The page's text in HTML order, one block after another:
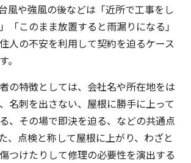
風や強風の後などは「近所で工事をし
「このまま放置すると雨漏りになる」
人の不安を利用して契約を迫るケース
。
の特徴としては、会社名や所在地をは
名刺を出さない、屋根に勝手に上って
、その場で即決を迫る、などの共通点
、点検と称して屋根に上がり、わざと
つけたりして修理の必要性を演出する